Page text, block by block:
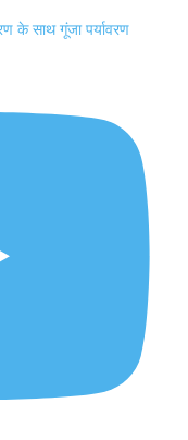
के साथ गूंजा पर्यावरण